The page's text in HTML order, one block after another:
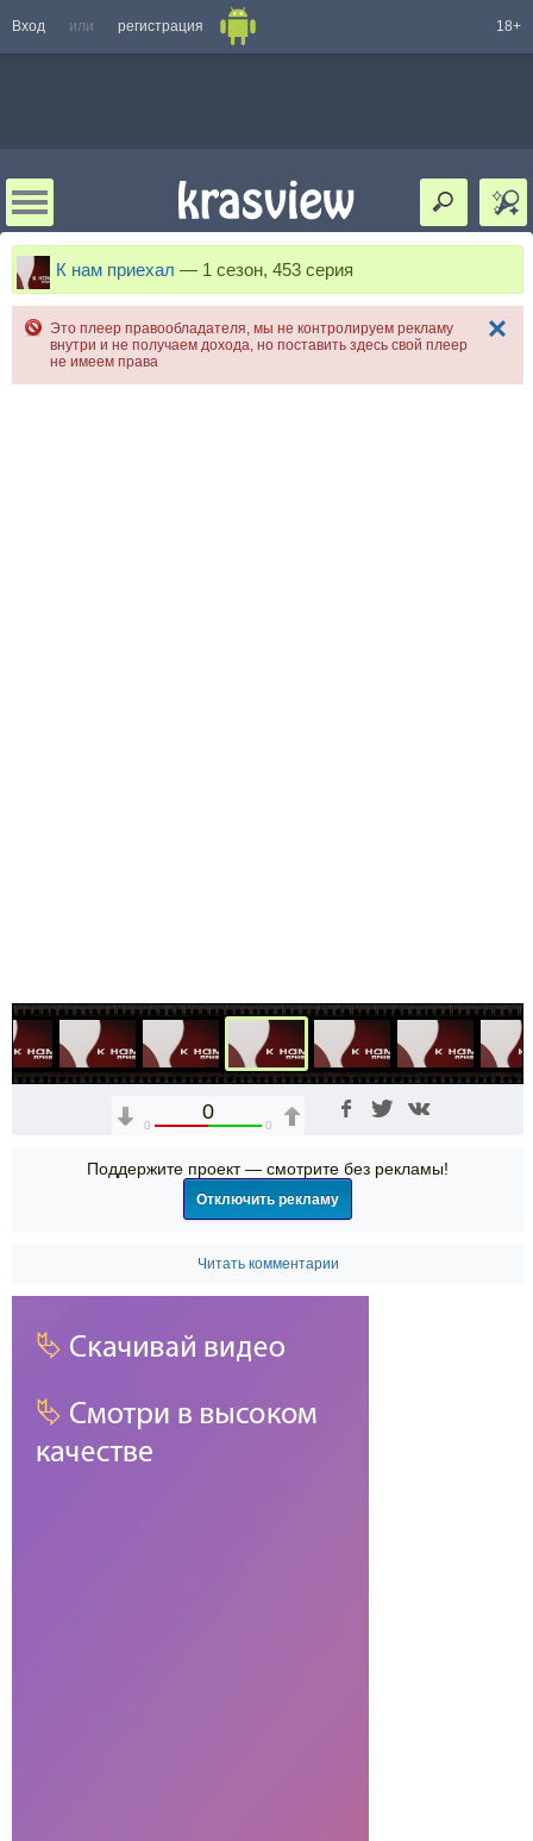
Вход или регистрация 18+
К нам приехал — 1 сезон, 453 серия
Это плеер правообладателя, мы не контролируем рекламу
внутри и не получаем дохода, но поставить здесь свой плеер
не имеем права
0
0 0
Поддержите проект — смотрите без рекламы!
Отключить рекламу
Читать комментарии